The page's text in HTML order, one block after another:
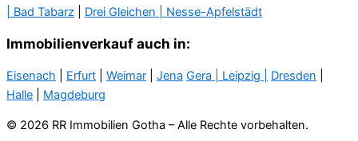
| Bad Tabarz
Drei Gleichen | Nesse-Apfelstädt
Immobilienverkauf auch in:
Eisenach Erfurt Weimar Jena Gera | Leipzig | Dresden
Halle
Magdeburg
© 2026 RR Immobilien Gotha – Alle Rechte vorbehalten.